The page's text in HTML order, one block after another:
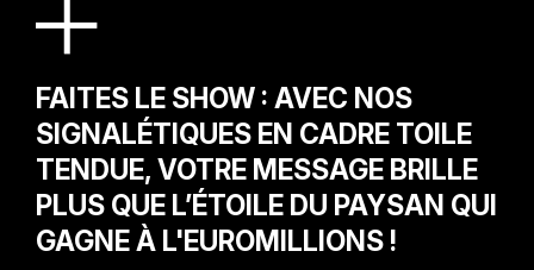
FAITES LE SHOW : AVEC NOS
SIGNALÉTIQUES EN CADRE TOILE
TENDUE, VOTRE MESSAGE BRILLE
PLUS QUE L’ÉTOILE DU PAYSAN QUI
GAGNE À L'EUROMILLIONS !